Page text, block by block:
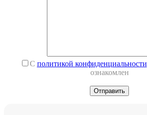
С политикой конфиденциальности
ознакомлен